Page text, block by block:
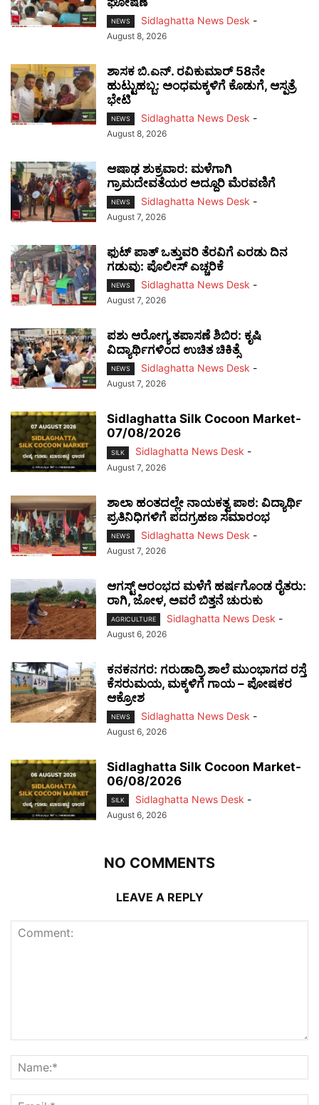
NEWS Sidlaghatta News Desk -
August 8, 2026
ಶಾಸಕ ಬಿ.ಎನ್. ರವಿಕುಮಾರ್ 58ನೇ
ಹುಟ್ಟುಹಬ್ಬ: ಅಂಧಮಕ್ಕಳಿಗೆ ಕೊಡುಗೆ, ಆಸ್ಪತ್ರೆ
ಭೇಟಿ
NEWS Sidlaghatta News Desk -
August 8, 2026
ಆಷಾಢ ಶುಕ್ರವಾರ: ಮಳೆಗಾಗಿ
ಗ್ರಾಮದೇವತೆಯರ ಅದ್ದೂರಿ ಮೆರವಣಿಗೆ
NEWS Sidlaghatta News Desk -
August 7, 2026
ಫುಟ್‌ ಪಾತ್ ಒತ್ತುವರಿ ತೆರವಿಗೆ ಎರಡು ದಿನ
ಗಡುವು: ಪೊಲೀಸ್ ಎಚ್ಚರಿಕೆ
NEWS Sidlaghatta News Desk -
August 7, 2026
ಪಶು ಆರೋಗ್ಯ ತಪಾಸಣೆ ಶಿಬಿರ: ಕೃಷಿ
ವಿದ್ಯಾರ್ಥಿಗಳಿಂದ ಉಚಿತ ಚಿಕಿತ್ಸೆ
NEWS Sidlaghatta News Desk -
August 7, 2026
Sidlaghatta Silk Cocoon Market-
07/08/2026
SILK Sidlaghatta News Desk -
August 7, 2026
ಶಾಲಾ ಹಂತದಲ್ಲೇ ನಾಯಕತ್ವ ಪಾಠ: ವಿದ್ಯಾರ್ಥಿ
ಪ್ರತಿನಿಧಿಗಳಿಗೆ ಪದಗ್ರಹಣ ಸಮಾರಂಭ
NEWS Sidlaghatta News Desk -
August 7, 2026
ಆಗಸ್ಟ್ ಆರಂಭದ ಮಳೆಗೆ ಹರ್ಷಗೊಂಡ ರೈತರು:
ರಾಗಿ, ಜೋಳ, ಅವರೆ ಬಿತ್ತನೆ ಚುರುಕು
AGRICULTURE Sidlaghatta News Desk -
August 6, 2026
ಕನಕನಗರ: ಗರುಡಾದ್ರಿ ಶಾಲೆ ಮುಂಭಾಗದ ರಸ್ತೆ
ಕೆಸರುಮಯ, ಮಕ್ಕಳಿಗೆ ಗಾಯ – ಪೋಷಕರ
ಆಕ್ರೋಶ
NEWS Sidlaghatta News Desk -
August 6, 2026
Sidlaghatta Silk Cocoon Market-
06/08/2026
SILK Sidlaghatta News Desk -
August 6, 2026
NO COMMENTS
LEAVE A REPLY